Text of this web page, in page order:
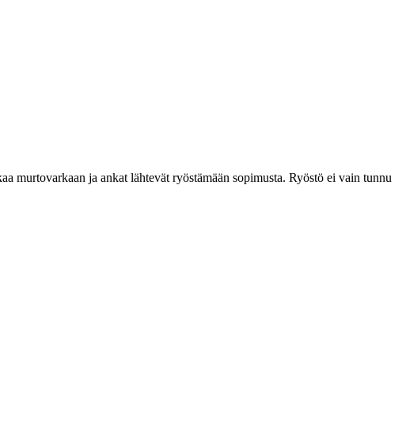
murtovarkaan ja ankat lähtevät ryöstämään sopimusta. Ryöstö ei vain tunnu